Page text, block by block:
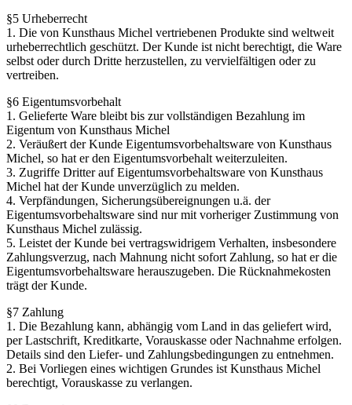
§5 Urheberrecht
1. Die von Kunsthaus Michel vertriebenen Produkte sind weltweit
urheberrechtlich geschützt. Der Kunde ist nicht berechtigt, die Ware
selbst oder durch Dritte herzustellen, zu vervielfältigen oder zu
vertreiben.
§6 Eigentumsvorbehalt
1. Gelieferte Ware bleibt bis zur vollständigen Bezahlung im
Eigentum von Kunsthaus Michel
2. Veräußert der Kunde Eigentumsvorbehaltsware von Kunsthaus
Michel, so hat er den Eigentumsvorbehalt weiterzuleiten.
3. Zugriffe Dritter auf Eigentumsvorbehaltsware von Kunsthaus
Michel hat der Kunde unverzüglich zu melden.
4. Verpfändungen, Sicherungsübereignungen u.ä. der
Eigentumsvorbehaltsware sind nur mit vorheriger Zustimmung von
Kunsthaus Michel zulässig.
5. Leistet der Kunde bei vertragswidrigem Verhalten, insbesondere
Zahlungsverzug, nach Mahnung nicht sofort Zahlung, so hat er die
Eigentumsvorbehaltsware herauszugeben. Die Rücknahmekosten
trägt der Kunde.
§7 Zahlung
1. Die Bezahlung kann, abhängig vom Land in das geliefert wird,
per Lastschrift, Kreditkarte, Vorauskasse oder Nachnahme erfolgen.
Details sind den Liefer- und Zahlungsbedingungen zu entnehmen.
2. Bei Vorliegen eines wichtigen Grundes ist Kunsthaus Michel
berechtigt, Vorauskasse zu verlangen.